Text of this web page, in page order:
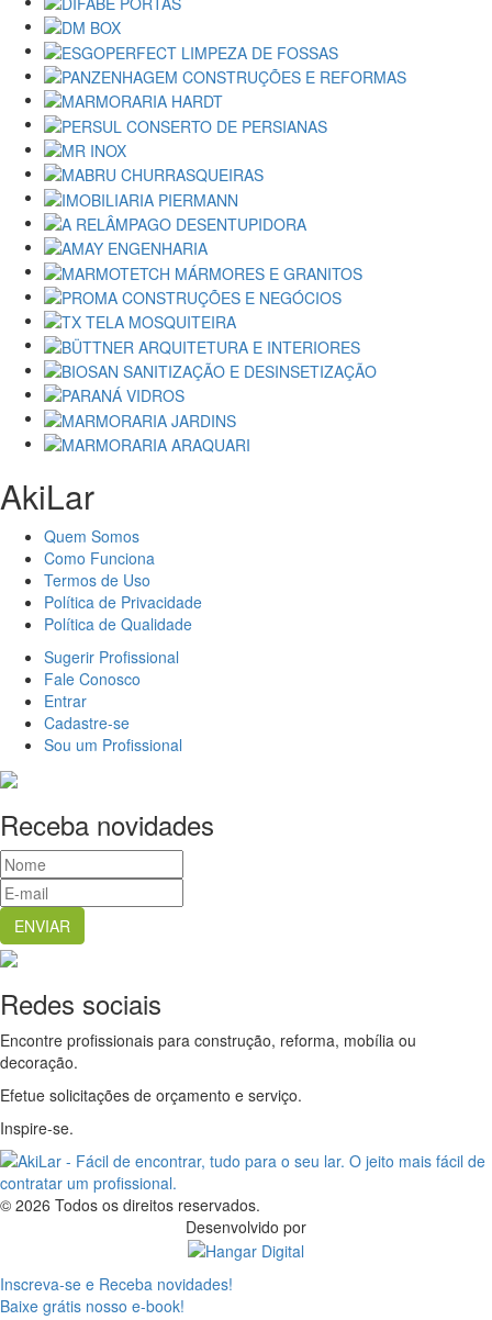
AkiLar
Quem Somos
Como Funciona
Termos de Uso
Política de Privacidade
Política de Qualidade
Sugerir Profissional
Fale Conosco
Entrar
Cadastre-se
Sou um Profissional
Receba novidades
Redes sociais
Encontre profissionais para construção, reforma, mobília ou
decoração.
Efetue solicitações de orçamento e serviço.
Inspire-se.
© 2026 Todos os direitos reservados.
Desenvolvido por
Inscreva-se e Receba novidades!
Baixe grátis nosso e-book!